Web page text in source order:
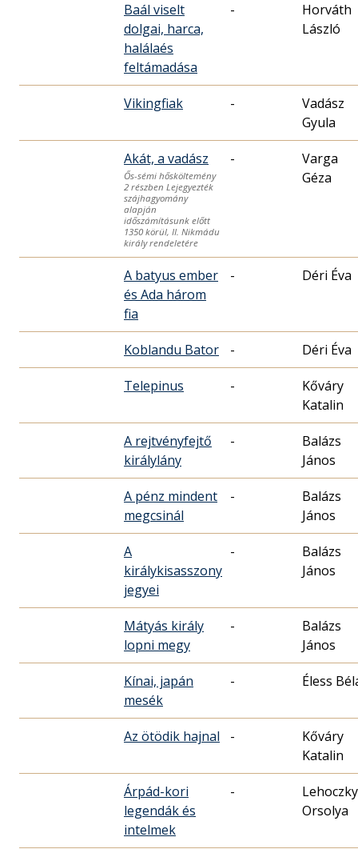
Baál viselt
dolgai, harca,
halálaés
feltámadása
-
Horváth
László
Vikingfiak -
Vadász
Gyula
Akát, a vadász
Ős-sémi hősköltemény
2 részben Lejegyezték
szájhagyomány
alapján
időszámításunk előtt
1350 körül, II. Nikmádu
király rendeletére
-
Varga
Géza
A batyus ember
és Ada három
fia
- Déri Éva
Koblandu Bator - Déri Éva
Telepinus -
Kőváry
Katalin
A rejtvényfejtő
királylány
-
Balázs
János
A pénz mindent
megcsinál
-
Balázs
János
A
királykisasszony
jegyei
-
Balázs
János
Mátyás király
lopni megy
-
Balázs
János
Kínai, japán
mesék
- Éless
Az ötödik hajnal -
Kőváry
Katalin
Árpád-kori
legendák és
intelmek
-
Lehoczky
Orsolya